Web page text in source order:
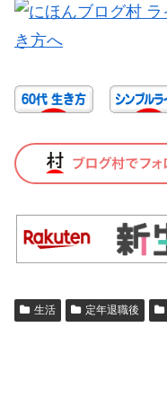
生活 定年退職後